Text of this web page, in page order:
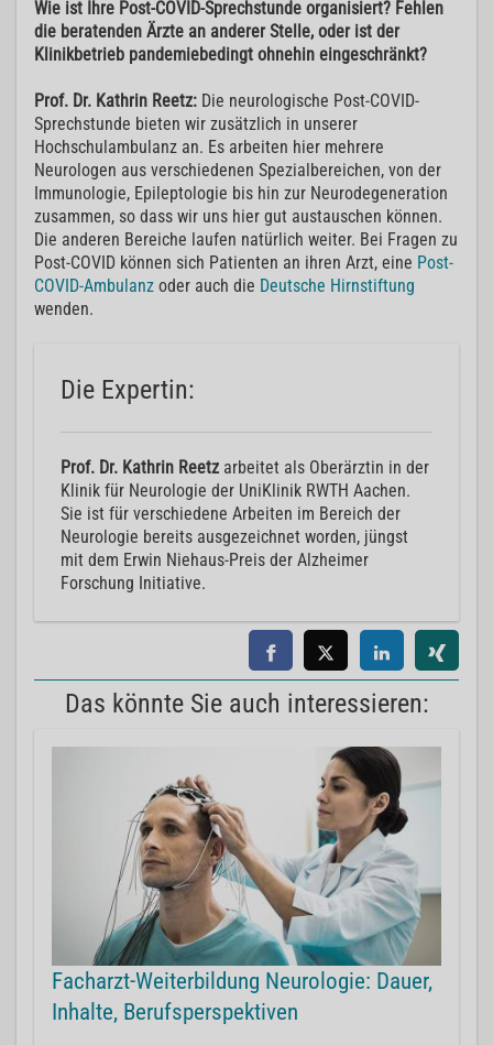
Wie ist Ihre Post-COVID-Sprechstunde organisiert? Fehlen
die beratenden Ärzte an anderer Stelle, oder ist der
Klinikbetrieb pandemiebedingt ohnehin eingeschränkt?
Prof. Dr. Kathrin Reetz: Die neurologische Post-COVID-
Sprechstunde bieten wir zusätzlich in unserer
Hochschulambulanz an. Es arbeiten hier mehrere
Neurologen aus verschiedenen Spezialbereichen, von der
Immunologie, Epileptologie bis hin zur Neurodegeneration
zusammen, so dass wir uns hier gut austauschen können.
Die anderen Bereiche laufen natürlich weiter. Bei Fragen zu
Post-COVID können sich Patienten an ihren Arzt, eine Post-
COVID-Ambulanz oder auch die Deutsche Hirnstiftung
wenden.
Die Expertin:
Prof. Dr. Kathrin Reetz arbeitet als Oberärztin in der
Klinik für Neurologie der UniKlinik RWTH Aachen.
Sie ist für verschiedene Arbeiten im Bereich der
Neurologie bereits ausgezeichnet worden, jüngst
mit dem Erwin Niehaus-Preis der Alzheimer
Forschung Initiative.
Das könnte Sie auch interessieren:
Facharzt-Weiterbildung Neurologie: Dauer,
Inhalte, Berufsperspektiven